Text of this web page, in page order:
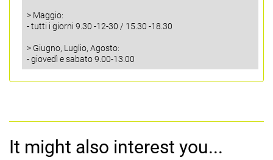
> Maggio:
- tutti i giorni 9.30 -12-30 / 15.30 -18.30
> Giugno, Luglio, Agosto:
- giovedì e sabato 9.00-13.00
It might also interest you...